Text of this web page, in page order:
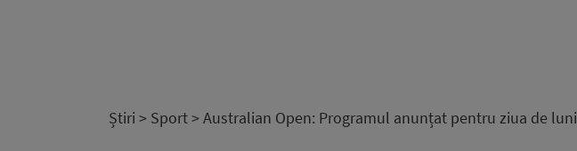
Știri > Sport> Australian Open: Programul anunțat pentru ziua de luni